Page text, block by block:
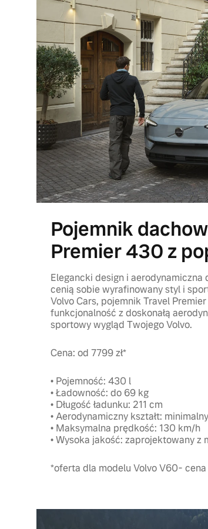
Pojemnik
Premier 430 z
Elegancki design i aerodynamiczna
cenią sobie wyrafinowany styl i
Volvo Cars, pojemnik Travel
funkcjonalność z doskonałą
sportowy wygląd Twojego Volvo.
Cena: od 7799 zł*
• Pojemność: 430 l
• Ładowność: do 69 kg
• Długość ładunku: 211 cm
• Aerodynamiczny kształt:
• Maksymalna prędkość: 130 km/h
• Wysoka jakość: zaprojektowany z
*oferta dla modelu Volvo V60-